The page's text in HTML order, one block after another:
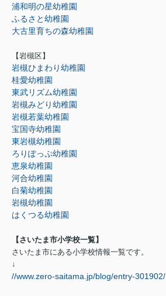
浦和明の星幼稚園
ふるさと幼稚園
大古里育ちの森幼稚園
【岩槻区】
岩槻ひまわり幼稚園
桂愛幼稚園
東武リズム幼稚園
岩槻みどり幼稚園
岩槻若葉幼稚園
宝国寺幼稚園
東岩槻幼稚園
ろりぽっぷ幼稚園
恵泉幼稚園
河合幼稚園
白菊幼稚園
岩槻幼稚園
はくつる幼稚園
【さいたま市小学校一覧】
さいたま市にある小学校情報一覧です。
↓
//www.zero-saitama.jp/blog/entry-301902/